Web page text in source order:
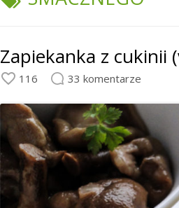
Zapiekanka z cukinii
116 33 komentarze